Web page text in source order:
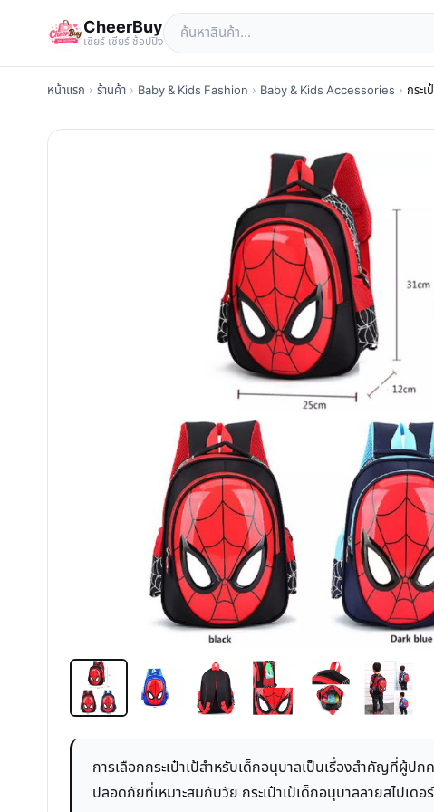
CheerBuy
เซียร์ เซียร์ ช้อปปิ้ง
หน้าแรก › ร้านค้า › Baby & Kids Fashion › Baby & Kids Accessories › กระเ
การเลือกกระเป๋าเป้สำหรับเด็กอนุบาลเป็นเรื่องสำคัญที่ผู้
ปลอดภัยที่เหมาะสมกับวัย กระเป๋าเป้เด็กอนุบาลลายสไปเ